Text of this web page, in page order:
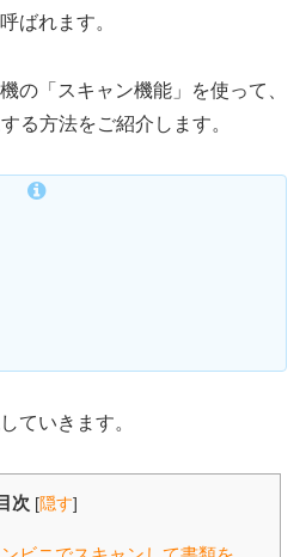
ばれます。
の「スキャン機能」を使って、
る方法をご紹介します。
ていきます。
次 [隠す]